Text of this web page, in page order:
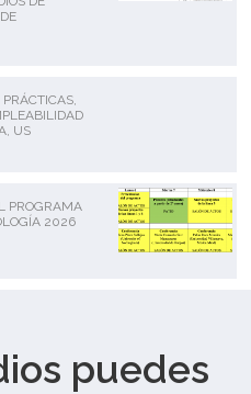
US
PROGRAMA
2026
puedes